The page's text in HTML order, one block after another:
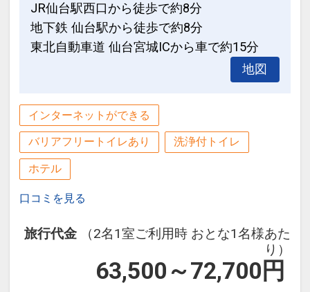
JR仙台駅西口から徒歩で約8分
地下鉄 仙台駅から徒歩で約8分
東北自動車道 仙台宮城ICから車で約15分
地図
インターネットができる
バリアフリートイレあり 洗浄付トイレ
ホテル
口コミを見る
旅行代金
（2名1室ご利用時 おとな1名様あた
り）
63,500～72,700 円